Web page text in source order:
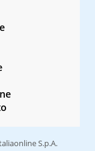
S.p.A.